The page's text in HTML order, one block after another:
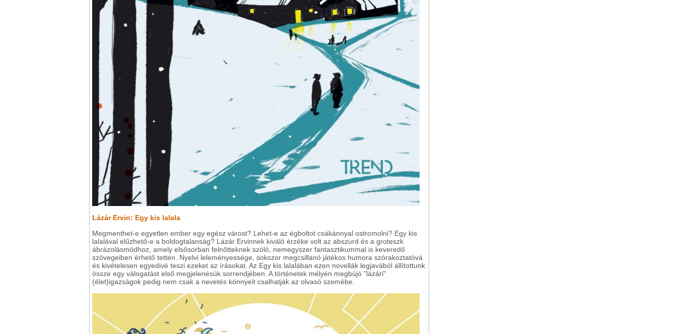
Lázár Ervin: Egy kis lalala
Megmenthet-e egyetlen ember egy egész várost? Lehet-e az égboltot csákánnyal ostromolni? Egy kis
lalalával elűzhető-e a boldogtalanság? Lázár Ervinnek kiváló érzéke volt az abszurd és a groteszk
ábrázolásmódhoz, amely elsősorban felnőtteknek szóló, nemegyszer fantasztikummal is keveredő
szövegeiben érhető tetten. Nyelvi leleményessége, sokszor megcsillanó játékos humora szórakoztatóvá
és kivételesen egyedivé teszi ezeket az írásokat. Az Egy kis lalalában ezen novellák legjavából állítottunk
össze egy válogatást első megjelenésük sorrendjében. A történetek mélyén megbújó "lázári"
(élet)igazságok pedig nem csak a nevetés könnyeit csalhatják az olvasó szemébe.